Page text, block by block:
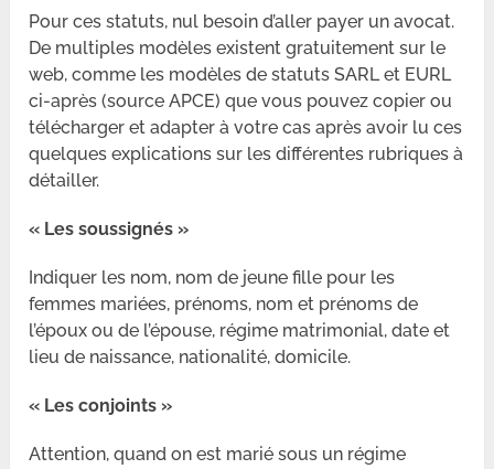
Pour ces statuts, nul besoin d’aller payer un avocat.
De multiples modèles existent gratuitement sur le
web, comme les modèles de statuts SARL et EURL
ci-après (source APCE) que vous pouvez copier ou
télécharger et adapter à votre cas après avoir lu ces
quelques explications sur les différentes rubriques à
détailler.
« Les soussignés »
Indiquer les nom, nom de jeune fille pour les
femmes mariées, prénoms, nom et prénoms de
l’époux ou de l’épouse, régime matrimonial, date et
lieu de naissance, nationalité, domicile.
« Les conjoints »
Attention, quand on est marié sous un régime